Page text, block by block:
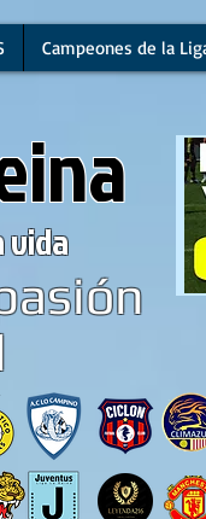
Campeones de la
vida